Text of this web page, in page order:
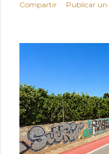
Compartir Publicar